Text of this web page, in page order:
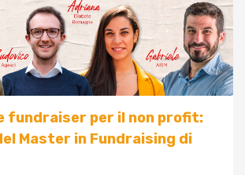
fundraiser per il non profit:
Master in Fundraising di